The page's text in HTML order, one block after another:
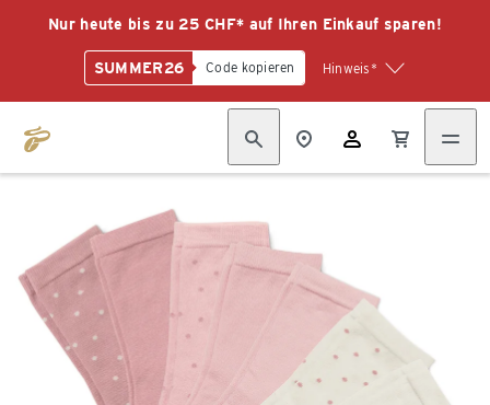
Nur heute bis zu 25 CHF* auf Ihren Einkauf sparen!
SUMMER26 Code kopieren Hinweis*